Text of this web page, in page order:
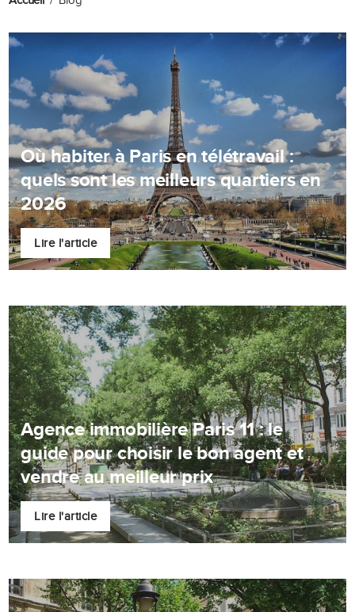
Où habiter à Paris en télétravail :
quels sont les meilleurs quartiers en
2026
Lire l'article
Agence immobilière Paris 11 : le
guide pour choisir le bon agent et
vendre au meilleur prix
Lire l'article